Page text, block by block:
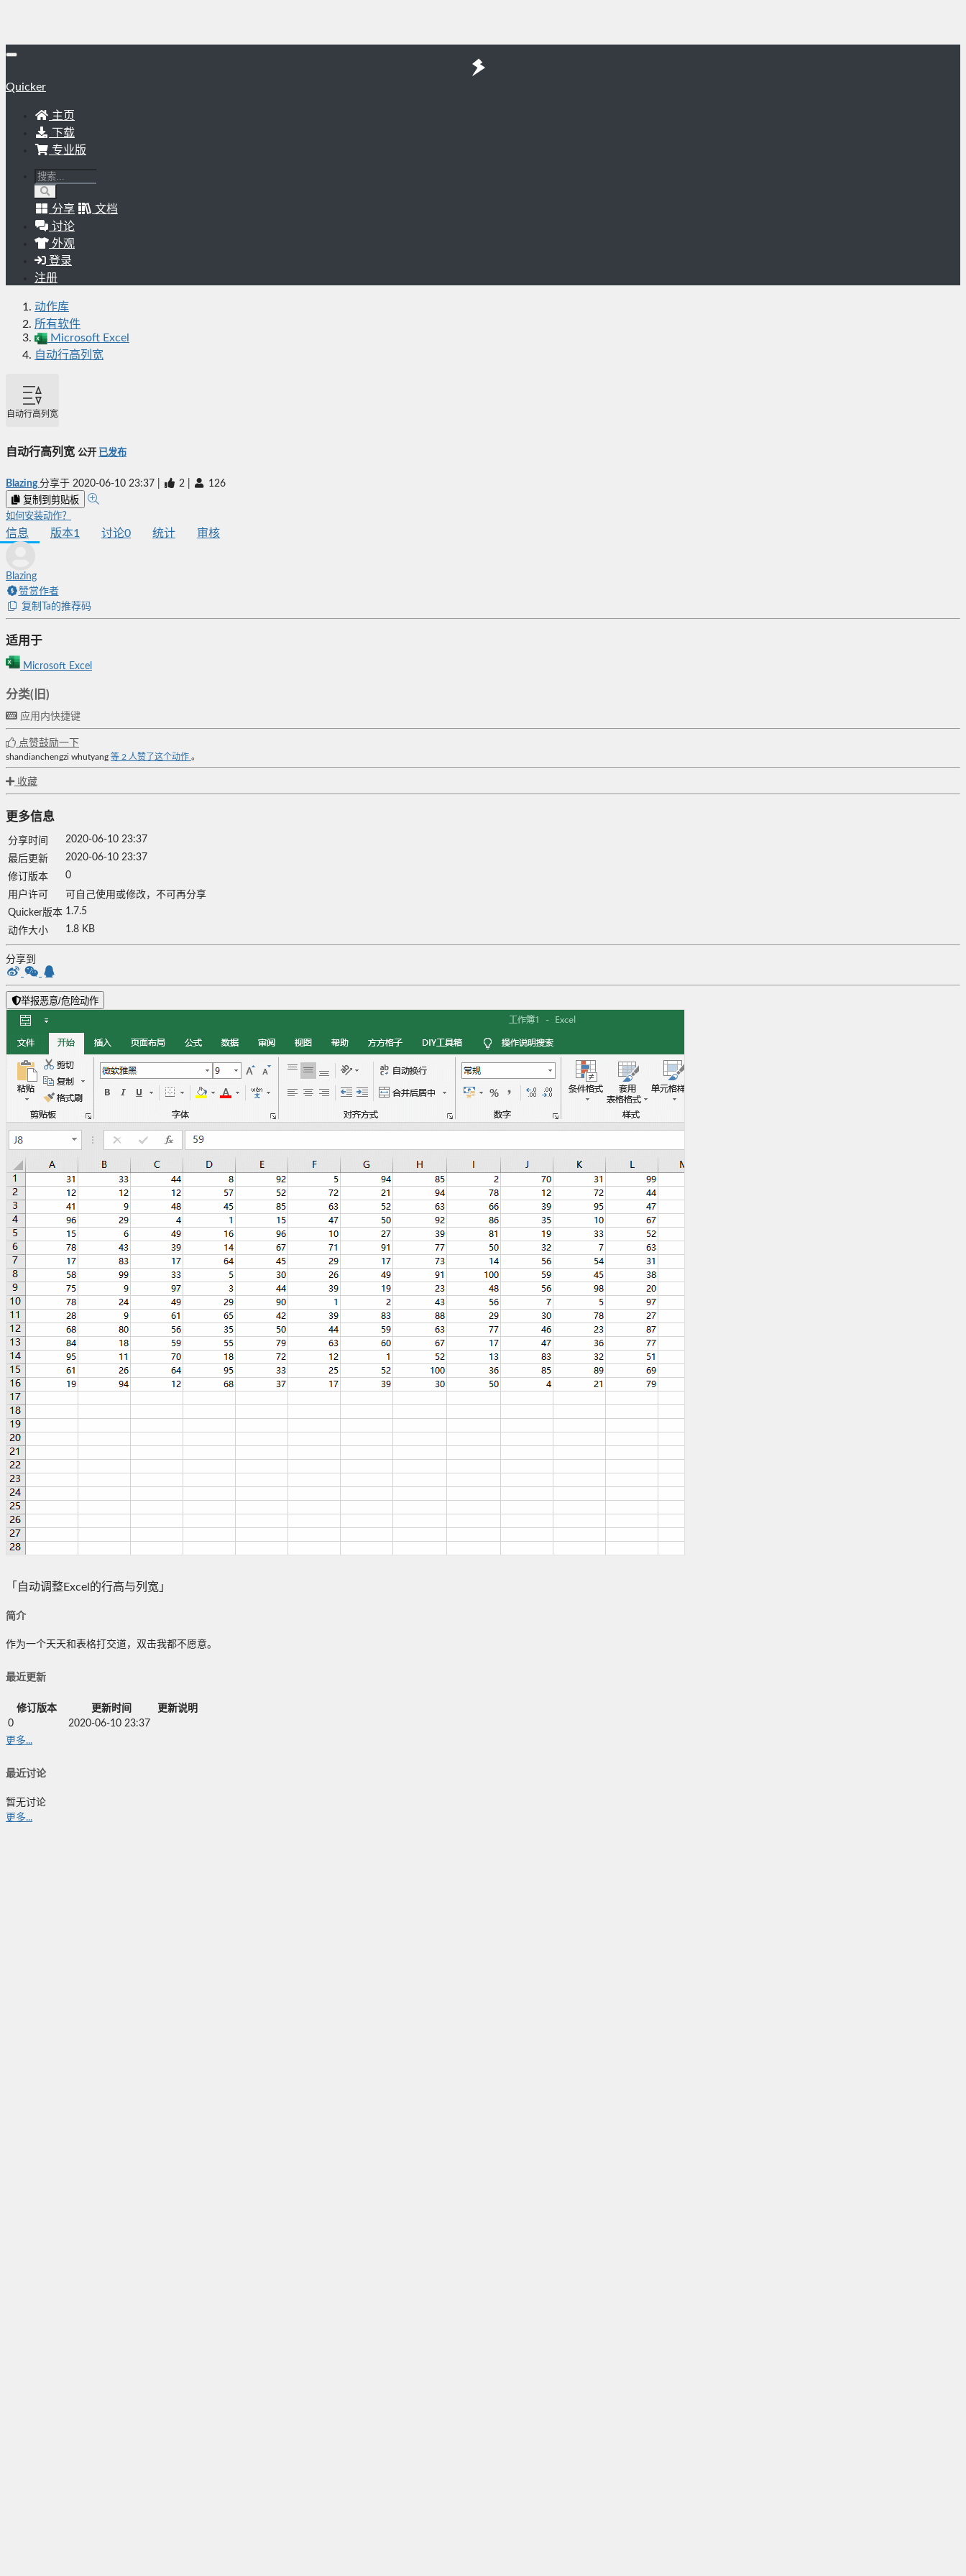
Quicker
主页
下载
专业版
分享
文档
讨论
外观
登录
注册
动作库
所有软件
Microsoft Excel
自动行高列宽
自动行高列宽
自动行高列宽 公开 已发布
Blazing分享于 2020-06-10 23:37 2 126
复制到剪贴板
如何安装动作？
信息 版本1 讨论0 统计 审核
Blazing
赞赏作者
复制Ta的推荐码
适用于
Microsoft Excel
分类(旧)
应用内快捷键
点赞鼓励一下
shandianchengzi whutyang 等 2 人赞了这个动作 。
收藏
更多信息
分享时间
2020-06-10 23:37
最后更新
2020-06-10 23:37
修订版本
0
用户许可
可自己使用或修改，不可再分享
Quicker版本 1.7.5
动作大小
1.8 KB
分享到
举报恶意/危险动作
「自动调整Excel的行高与列宽」
简介
作为一个天天和表格打交道，双击我都不愿意。
最近更新
修订版本 更新时间
更新说明
0
2020-06-10 23:37
更多...
最近讨论
暂无讨论
更多...